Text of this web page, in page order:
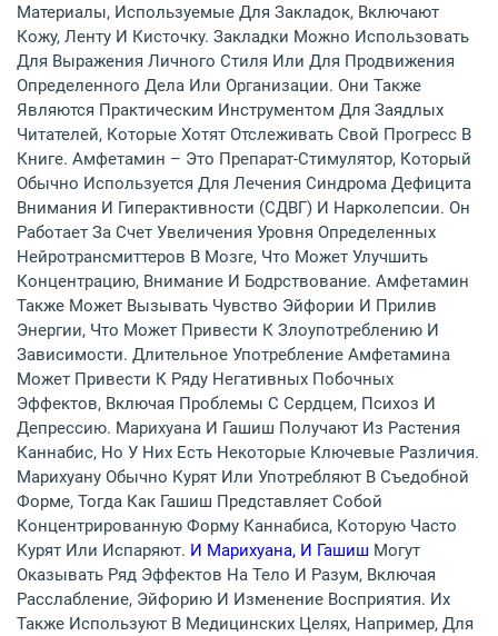
Материалы, Используемые Для Закладок, Включают
Кожу, Ленту И Кисточку. Закладки Можно Использовать
Для Выражения Личного Стиля Или Для Продвижения
Определенного Дела Или Организации. Они Также
Являются Практическим Инструментом Для Заядлых
Читателей, Которые Хотят Отслеживать Свой Прогресс В
Книге. Амфетамин – Это Препарат-Стимулятор, Который
Обычно Используется Для Лечения Синдрома Дефицита
Внимания И Гиперактивности (СДВГ) И Нарколепсии. Он
Работает За Счет Увеличения Уровня Определенных
Нейротрансмиттеров В Мозге, Что Может Улучшить
Концентрацию, Внимание И Бодрствование. Амфетамин
Также Может Вызывать Чувство Эйфории И Прилив
Энергии, Что Может Привести К Злоупотреблению И
Зависимости. Длительное Употребление Амфетамина
Может Привести К Ряду Негативных Побочных
Эффектов, Включая Проблемы С Сердцем, Психоз И
Депрессию. Марихуана И Гашиш Получают Из Растения
Каннабис, Но У Них Есть Некоторые Ключевые Различия.
Марихуану Обычно Курят Или Употребляют В Съедобной
Форме, Тогда Как Гашиш Представляет Собой
Концентрированную Форму Каннабиса, Которую Часто
Курят Или Испаряют. И Марихуана, И Гашиш Могут
Оказывать Ряд Эффектов На Тело И Разум, Включая
Расслабление, Эйфорию И Изменение Восприятия. Их
Также Используют В Медицинских Целях, Например, Для